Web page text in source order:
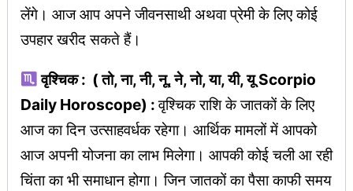
लेंगे। आज आप अपने जीवनसाथी अथवा प्रेमी के लिए कोई
उपहार खरीद सकते हैं।
वृश्चिक : ( तो, ना, नी, नू, ने, नो, या, यी, यू Scorpio
Daily Horoscope) :वृश्चिक राशि के जातकों के लिए
आज का दिन उत्साहवर्धक रहेगा। आर्थिक मामलों में आपको
आज अपनी योजना का लाभ मिलेगा। आपकी कोई चली आ रही
चिंता का भी समाधान होगा। जिन जातकों का पैसा काफी समय